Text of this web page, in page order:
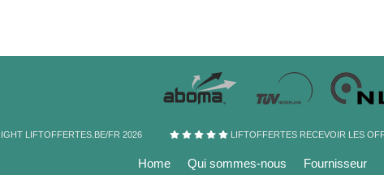
LIFTOFFERTES.BE/FR 2026 LIFTOFFERTES RECEVOIR LES
Home Qui sommes-nous Fournisseur